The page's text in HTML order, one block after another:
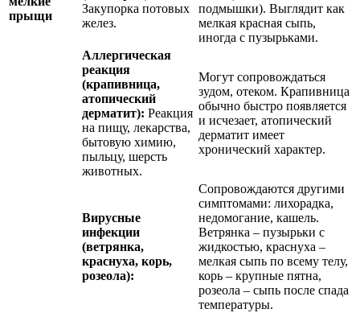
прыщи
Закупорка потовых
желез.
подмышки). Выглядит как
мелкая красная сыпь,
иногда с пузырьками.
Аллергическая
реакция
(крапивница,
атопический
дерматит): Реакция
на пищу, лекарства,
бытовую химию,
пыльцу, шерсть
животных.
Могут сопровождаться
зудом, отеком. Крапивница
обычно быстро появляется
и исчезает, атопический
дерматит имеет
хронический характер.
Вирусные
инфекции
(ветрянка,
краснуха, корь,
розеола):
Сопровождаются другими
симптомами: лихорадка,
недомогание, кашель.
Ветрянка – пузырьки с
жидкостью, краснуха –
мелкая сыпь по всему телу,
корь – крупные пятна,
розеола – сыпь после спада
температуры.